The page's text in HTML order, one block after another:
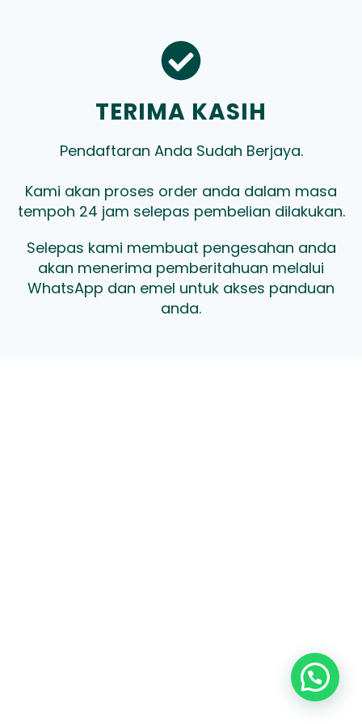
TERIMA KASIH
Pendaftaran Anda Sudah Berjaya.
Kami akan proses order anda dalam masa
tempoh 24 jam selepas pembelian dilakukan.
Selepas kami membuat pengesahan anda
akan menerima pemberitahuan melalui
WhatsApp dan emel untuk akses panduan
anda.